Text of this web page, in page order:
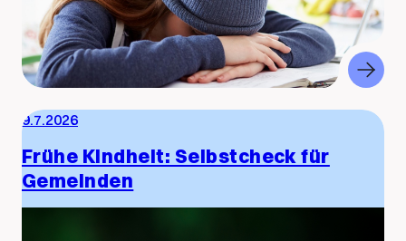
9.7.2026
Frühe Kindheit: Selbstcheck für
Gemeinden